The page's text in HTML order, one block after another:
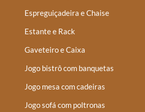
Espreguiçadeira e Chaise
Estante e Rack
Gaveteiro e Caixa
Jogo bistrô com banquetas
Jogo mesa com cadeiras
Jogo sofá com poltronas